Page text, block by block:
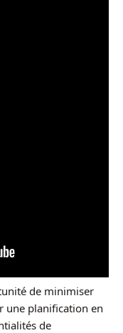
de minimiser
une planification en
de